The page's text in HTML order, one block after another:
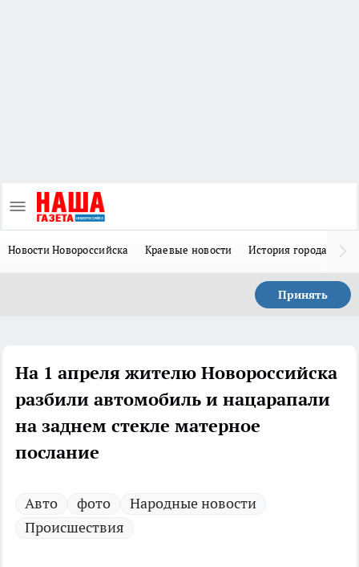
Новости Новороссийска Краевые новости История города Н
Принять
На 1 апреля жителю Новороссийска
разбили автомобиль и нацарапали
на заднем стекле матерное
послание
Авто фото
Народные новости
Происшествия